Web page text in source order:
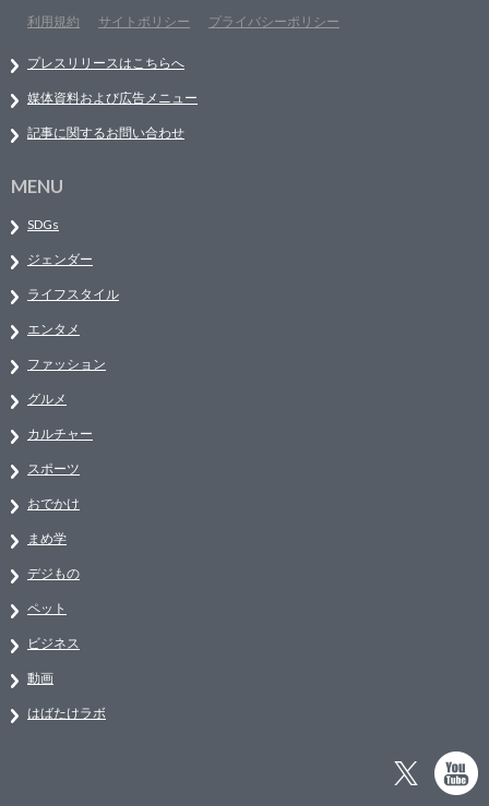
利用規約
サイトポリシー プライバシーポリシー
プレスリリースはこちらへ
媒体資料および広告メニュー
記事に関するお問い合わせ
MENU
SDGs
ジェンダー
ライフスタイル
エンタメ
ファッション
グルメ
カルチャー
スポーツ
おでかけ
まめ学
デジもの
ペット
ビジネス
動画
はばたけラボ